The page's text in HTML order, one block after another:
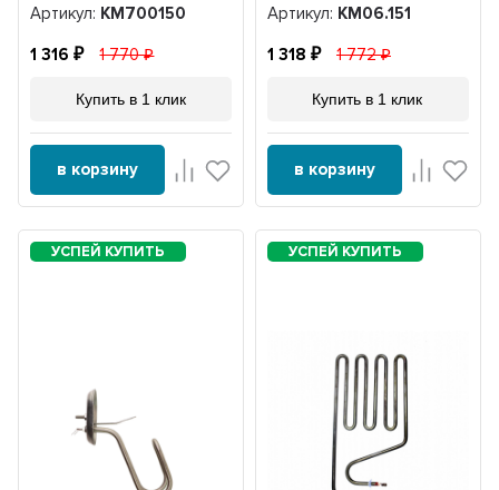
Артикул: KM700150
1 316 1 770
Купить в 1 клик
в корзину
Артикул: KM06.151
1 318 1 772
Купить в 1 клик
в корзину